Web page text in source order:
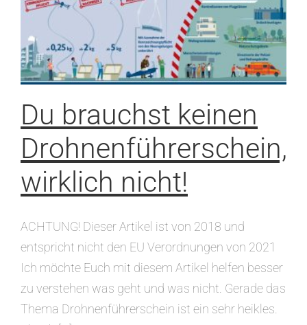
wirklich nicht!
Ohne Kategorie
Du brauchst keinen
Drohnenführerschein,
wirklich nicht!
ACHTUNG! Dieser Artikel ist von 2018 und
entspricht nicht den EU Verordnungen von 2021
Ich möchte Euch mit diesem Artikel helfen besser
zu verstehen was geht und was nicht. Gerade das
Thema Drohnenführerschein ist ein sehr heikles.